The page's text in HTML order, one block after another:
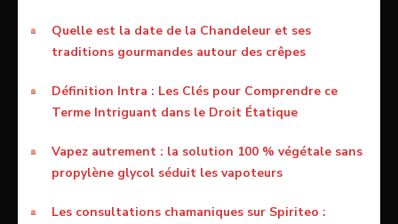
Quelle est la date de la Chandeleur et ses
traditions gourmandes autour des crêpes
Définition Intra : Les Clés pour Comprendre ce
Terme Intriguant dans le Droit Étatique
Vapez autrement : la solution 100 % végétale sans
propylène glycol séduit les vapoteurs
Les consultations chamaniques sur Spiriteo :